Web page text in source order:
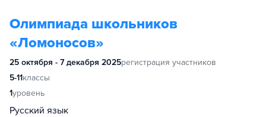
Олимпиада школьников
«Ломоносов»
25 октября - 7 декабря 2025регистрация участников
5-11классы
1уровень
Русский язык